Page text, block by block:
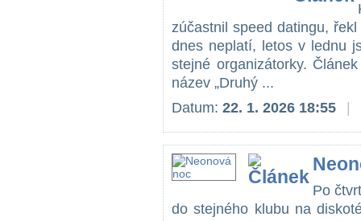
zúčastnil speed datingu,
dnes neplatí, letos v lednu
stejné organizátorky.
název „Druhý ...
Datum: 22. 1. 2026 18:55
Po
do stejného klubu na